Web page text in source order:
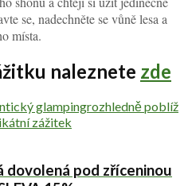
se, nadechněte se vůně lesa a
místa.
naleznete zde
glampingrozhledně poblíž
zážitek
dovolená pod zříceninou